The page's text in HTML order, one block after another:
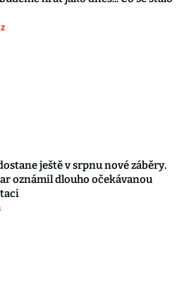
ještě v srpnu nové záběry.
oznámil dlouho očekávanou